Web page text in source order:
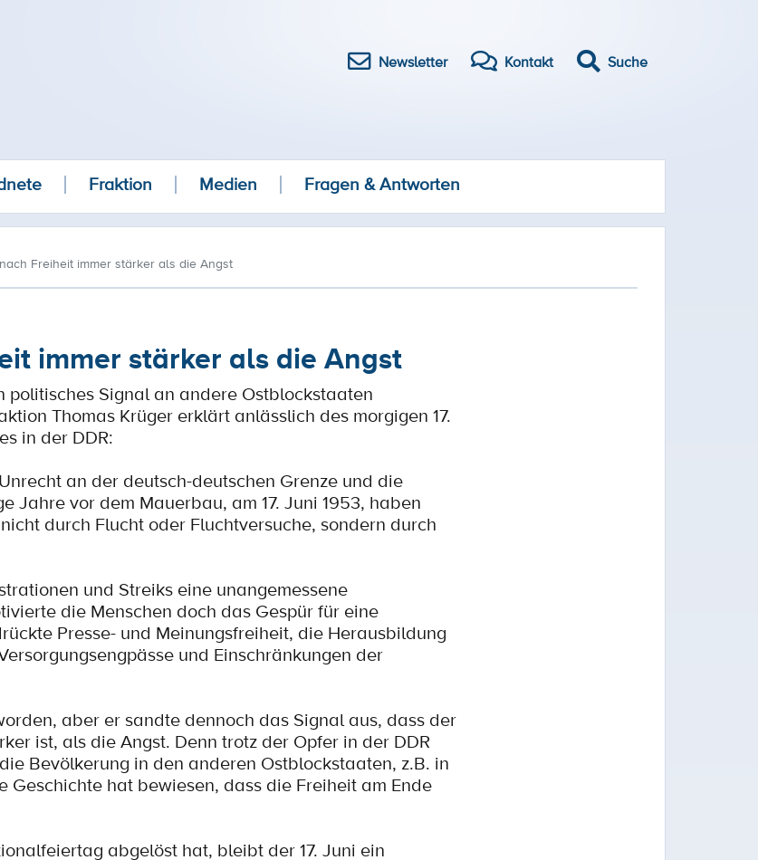
Newsletter Kontakt Suche
Fraktion Medien Fragen & Antworten
Freiheit immer stärker als die Angst
immer stärker als die Angst
Signal an andere Ostblockstaaten
Thomas Krüger erklärt anlässlich des morgigen 17.
in der DDR:
an der deutsch-deutschen Grenze und die
Jahre vor dem Mauerbau, am 17. Juni 1953, haben
durch Flucht oder Fluchtversuche, sondern durch
und Streiks eine unangemessene
die Menschen doch das Gespür für eine
Presse- und Meinungsfreiheit, die Herausbildung
und Einschränkungen der
aber er sandte dennoch das Signal aus, dass der
ist, als die Angst. Denn trotz der Opfer in der DDR
Bevölkerung in den anderen Ostblockstaaten, z.B. in
hat bewiesen, dass die Freiheit am Ende
abgelöst hat, bleibt der 17. Juni ein